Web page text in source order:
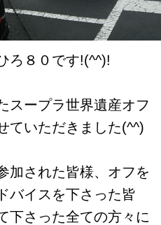
ろ８０です!(^^)!
スープラ世界遺産オフ
ていただきました(^^)
加された皆様、オフを
バイスを下さった皆
下さった全ての方々に